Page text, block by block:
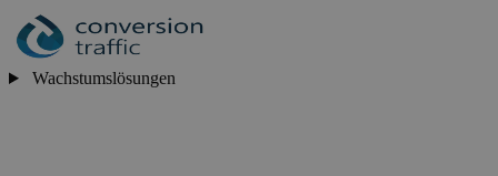
Wachstumslösungen